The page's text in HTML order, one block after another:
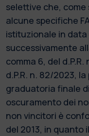
selettive che, come
alcune specifiche
istituzionale in
successivamente
comma 6, del
d.P.R. n. 82/2023,
graduatoria finale
oscuramento dei
non vincitori è
del 2013, in quanto